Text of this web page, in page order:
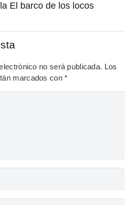
El barco de los locos
no será publicada. Los
marcados con*